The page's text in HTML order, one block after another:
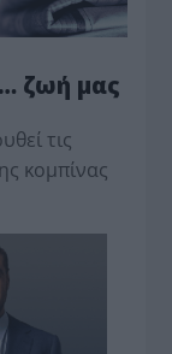
ζωή μας
τις
κο­μπίνας